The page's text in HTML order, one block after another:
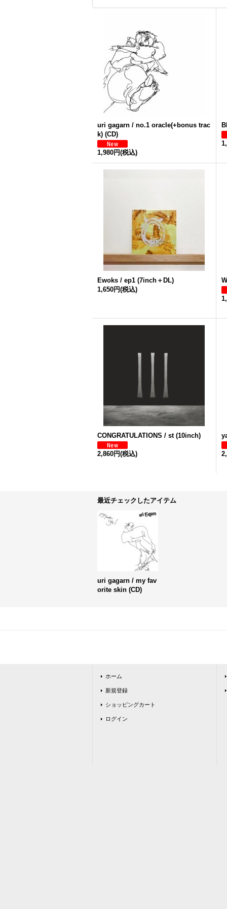
uri gagarn / no.1 oracle(+bonus trac
k) (CD)
1,980円(税込)
Ewoks / ep1 (7inch＋DL)
1,650円(税込)
CONGRATULATIONS / st (10inch)
2,860円(税込)
最近チェックしたアイテム
uri gagarn / my fav
orite skin (CD)
ホーム
新規登録
ショッピングカート
ログイン